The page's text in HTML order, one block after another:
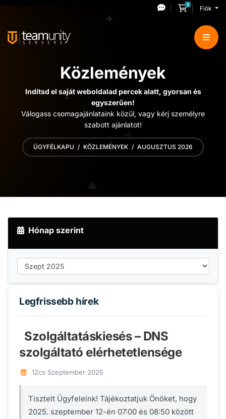
0
KosárFiók
Közlemények
Indítsd el saját weboldalad percek alatt, gyorsan és
egyszerűen!
Válogass csomagajánlataink közül, vagy kérj személyre
szabott ajánlatot!
ÜGYFÉLKAPU KÖZLEMÉNYEK AUGUSZTUS 2026
Hónap szerint
Legfrissebb hírek
Szolgáltatáskiesés – DNS
szolgáltató elérhetetlensége
12cs Szeptember 2025
Tisztelt Ügyfeleink! Tájékoztatjuk Önöket, hogy
2025. szeptember 12-én 07:00 és 08:50 között